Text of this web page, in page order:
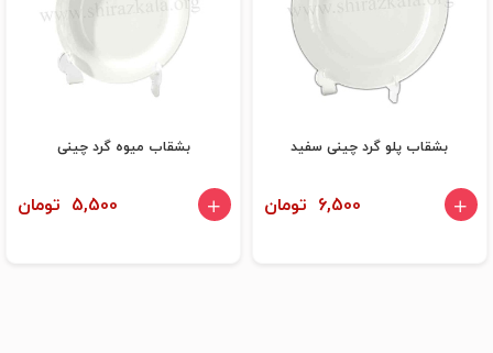
بشقاب پلو گرد چینی سفید
6,500 تومان
بشقاب میوه گرد چینی
5,500 تومان